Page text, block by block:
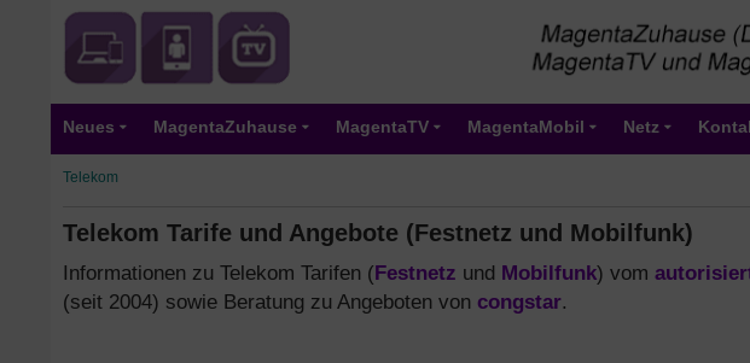
Neues MagentaZuhause MagentaTV MagentaMobil Netz
Telekom
Telekom Tarife und Angebote (Festnetz und Mobilfunk)
Informationen zu Telekom Tarifen (Festnetz und Mobilfunk) vom
(seit 2004) sowie Beratung zu Angeboten von congstar.